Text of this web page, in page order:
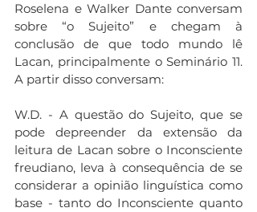
Roselena e Walker Dante conversam
sobre “o Sujeito” e chegam à
conclusão de que todo mundo lê
Lacan, principalmente o Seminário 11.
A partir disso conversam:
W.D. - A questão do Sujeito, que se
pode depreender da extensão da
leitura de Lacan sobre o Inconsciente
freudiano, leva à consequência de se
considerar a opinião linguística como
base - tanto do Inconsciente quanto